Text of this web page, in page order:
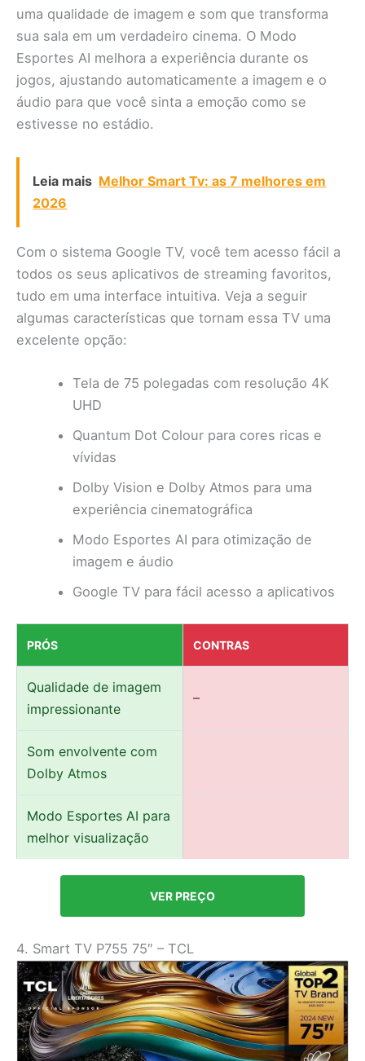
uma qualidade de imagem e som que transforma
sua sala em um verdadeiro cinema. O Modo
Esportes AI melhora a experiência durante os
jogos, ajustando automaticamente a imagem e o
áudio para que você sinta a emoção como se
estivesse no estádio.
Leia mais Melhor Smart Tv: as 7 melhores em
2026
Com o sistema Google TV, você tem acesso fácil a
todos os seus aplicativos de streaming favoritos,
tudo em uma interface intuitiva. Veja a seguir
algumas características que tornam essa TV uma
excelente opção:
Tela de 75 polegadas com resolução 4K
UHD
Quantum Dot Colour para cores ricas e
vívidas
Dolby Vision e Dolby Atmos para uma
experiência cinematográfica
Modo Esportes AI para otimização de
imagem e áudio
Google TV para fácil acesso a aplicativos
PRÓS CONTRAS
Qualidade de imagem
impressionante
–
Som envolvente com
Dolby Atmos
Modo Esportes AI para
melhor visualização
VER PREÇO
4. Smart TV P755 75″ – TCL